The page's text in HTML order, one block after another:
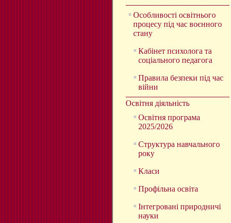
Особливості освітнього
процесу під час воєнного
стану
Кабінет психолога та
соціального педагога
Правила безпеки під час
війни
Освітня діяльність
Освітня програма
2025/2026
Структура навчального
року
Класи
Профільна освіта
Інтегровані природничі
науки